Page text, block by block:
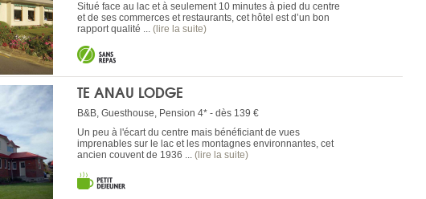
Situé face au lac et à seulement 10 minutes à pied du centre
et de ses commerces et restaurants, cet hôtel est d’un bon
rapport qualité ... (lire la suite)
TE ANAU LODGE
B&B, Guesthouse, Pension 4* - dès 139 €
Un peu à l'écart du centre mais bénéficiant de vues
imprenables sur le lac et les montagnes environnantes, cet
ancien couvent de 1936 ... (lire la suite)